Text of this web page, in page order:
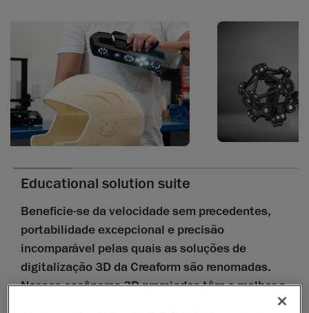
devem adquirir. Por isso é
que a digitalização 3D é
tida como altamente
relevante para estudantes
de engenharia, pois é uma
habilidade que será
exigida deles quando
estiverem trabalhando na
indústria.
Educational solution suite
Beneficie-se da velocidade sem precedentes,
portabilidade excepcional e precisão
incomparável pelas quais as soluções de
digitalização 3D da Creaform são renomadas.
Nossos escâneres 3D premiados têm o melhor a